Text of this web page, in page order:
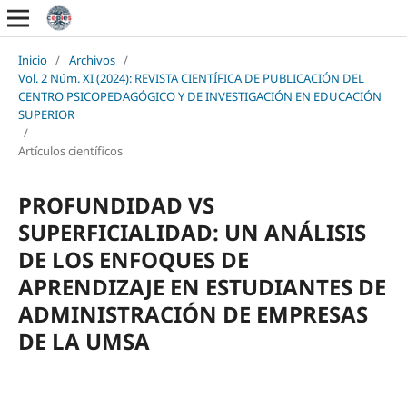
Inicio / Archivos /
Vol. 2 Núm. XI (2024): REVISTA CIENTÍFICA DE PUBLICACIÓN DEL
CENTRO PSICOPEDAGÓGICO Y DE INVESTIGACIÓN EN EDUCACIÓN
SUPERIOR
/
Artículos científicos
PROFUNDIDAD VS
SUPERFICIALIDAD: UN ANÁLISIS
DE LOS ENFOQUES DE
APRENDIZAJE EN ESTUDIANTES DE
ADMINISTRACIÓN DE EMPRESAS
DE LA UMSA